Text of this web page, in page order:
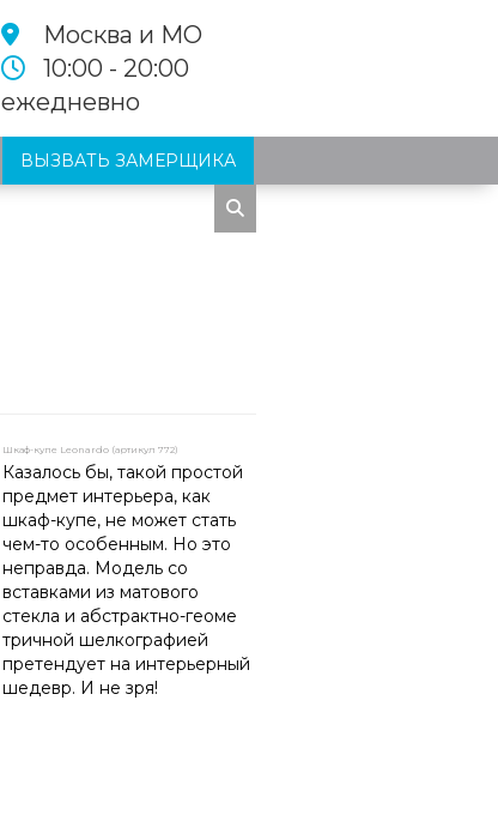
Москва и МО
10:00 - 20:00
ежедневно
ВЫЗВАТЬ ЗАМЕРЩИКА
Шкаф-купе Leonardo (артикул 772)
Казалось бы, такой простой
предмет интерьера, как
шкаф-купе, не может стать
чем-то особенным. Но это
неправда. Модель со
вставками из матового
стекла и абстрактно-геоме
тричной шелкографией
претендует на интерьерный
шедевр. И не зря!